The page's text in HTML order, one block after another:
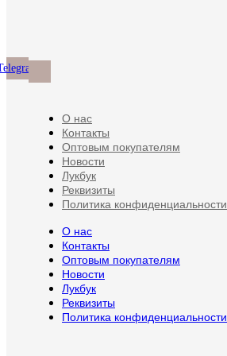
странице
О нас
Контакты
Оптовым покупателям
Новости
Лукбук
Реквизиты
Политика конфиденциальности
О нас
Контакты
Оптовым покупателям
Новости
Лукбук
Реквизиты
Политика конфиденциальности